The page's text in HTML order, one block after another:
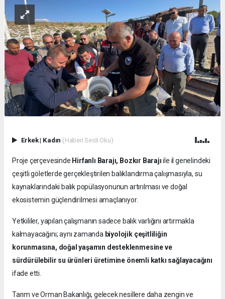
Erkek| Kadın (Haberi Sesli Oku)
Proje çerçevesinde Hirfanlı Barajı, Bozkır Barajıile il genelindeki
çeşitli göletlerde gerçekleştirilen balıklandırma çalışmasıyla, su
kaynaklarındaki balık popülasyonunun artırılması ve doğal
ekosistemin güçlendirilmesi amaçlanıyor.
Yetkililer, yapılan çalışmanın sadece balık varlığını artırmakla
kalmayacağını; aynı zamanda biyolojik çeşitliliğin
korunmasına, doğal yaşamın desteklenmesine ve
sürdürülebilir su ürünleri üretimine önemli katkı sağlayacağını
ifade etti.
Tarım ve Orman Bakanlığı, gelecek nesillere daha zengin ve